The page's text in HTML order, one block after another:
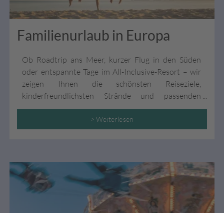
Familienurlaub in Europa
Ob Roadtrip ans Meer, kurzer Flug in den Süden
oder entspannte Tage im All-Inclusive-Resort – wir
zeigen Ihnen die schönsten Reiseziele,
kinderfreundlichsten Strände und passenden
Unterkünfte für einen rundum gelungenen
Familienurlaub in Europa.> Weiterlesen